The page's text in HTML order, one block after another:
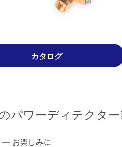
カタログ
パワーディテクター
― お楽しみに